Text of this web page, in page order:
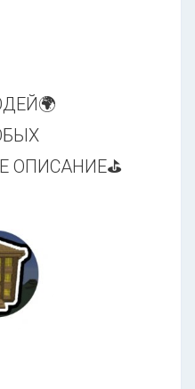
ОПИСАНИЕ⛳